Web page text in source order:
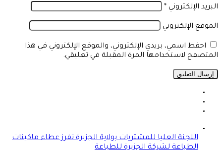
البريد الإلكتروني *
الموقع الإلكتروني
احفظ اسمي، بريدي الإلكتروني، والموقع الإلكتروني في هذا
المتصفح لاستخدامها المرة المقبلة في تعليقي.
اللجنة العليا للمشتريات بولاية الجزيرة تفرز عطاء ماكينات
الطباعة لشركة الجزيرة للطباعة